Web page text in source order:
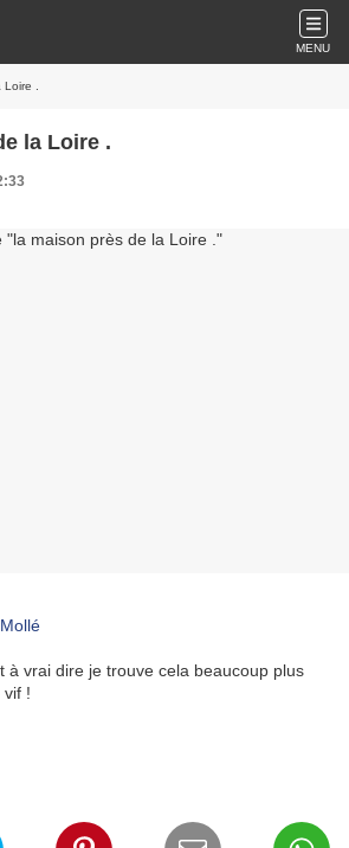
MENU
.
la Loire .
à vrai dire je trouve cela beaucoup plus
!